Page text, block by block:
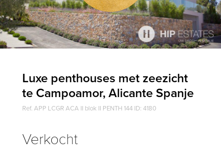
Luxe penthouses met zeezicht
te Campoamor, Alicante Spanje
Ref. APP LCGR ACA II blok II PENTH 144 ID: 4180
Verkocht